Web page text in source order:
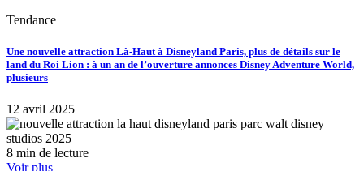
Tendance
Une nouvelle attraction Là-Haut à Disneyland Paris, plus de détails sur le
land du Roi Lion : à un an de l’ouverture annonces Disney Adventure World,
plusieurs
12 avril 2025
8 min de lecture
Voir plus